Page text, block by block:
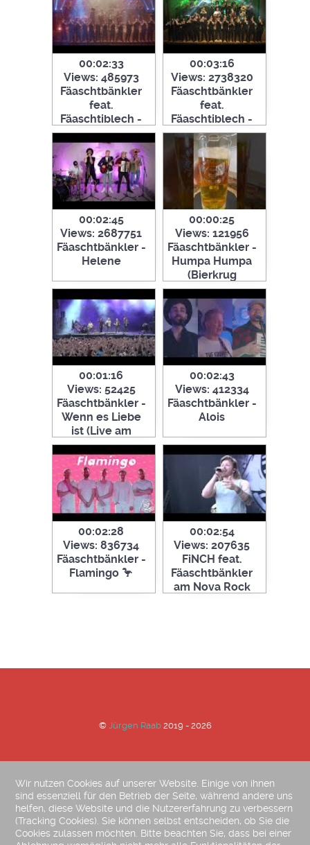
00:02:33
Views: 485973
Fäaschtbänkler
feat.
Fäaschtiblech -
Eskalation
00:03:16
Views: 2738320
Fäaschtbänkler
feat.
Fäaschtiblech -
Partyplanet
00:02:45
Views: 2687751
Fäaschtbänkler -
Helene
00:00:25
Views: 121956
Fäaschtbänkler -
Humpa Humpa
(Bierkrug
Version) #shorts
00:01:16
Views: 52425
Fäaschtbänkler -
Wenn es Liebe
ist (Live am
Woodstock
2019)
00:02:43
Views: 412334
Fäaschtbänkler -
Alois
00:02:28
Views: 836734
Fäaschtbänkler -
Flamingo 🦩
00:02:54
Views: 207635
FiNCH feat.
Fäaschtbänkler
am Nova Rock
© Jürgen Raab 2019 - 2026
Anmelden Impressum AGB Datenschutzerklärung
Sitemap
Wir nutzen Cookies auf unserer Website. Einige von ihnen
sind essenziell für den Betrieb der Seite, während andere uns
helfen, diese Website und die Nutzererfahrung zu verbessern
(Tracking Cookies). Sie können selbst entscheiden, ob Sie die
Cookies zulassen möchten. Bitte beachten Sie, dass bei einer